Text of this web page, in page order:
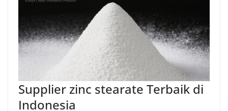
Supplier zinc stearate Terbaik di
Indonesia